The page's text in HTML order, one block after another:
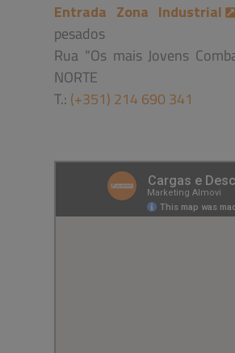
Entrada Zona Industrial
pesados
Rua “Os mais Jovens
NORTE
T.: (+351) 214 690 341